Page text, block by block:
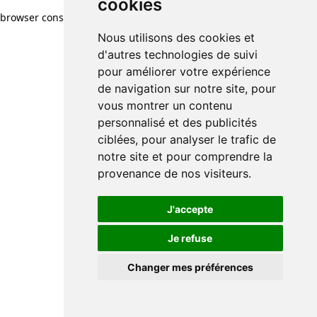
cookies
Nous utilisons des cookies et
d'autres technologies de suivi
pour améliorer votre expérience
de navigation sur notre site, pour
vous montrer un contenu
personnalisé et des publicités
ciblées, pour analyser le trafic de
notre site et pour comprendre la
provenance de nos visiteurs.
J'accepte
Je refuse
Changer mes préférences
browser console for more information)